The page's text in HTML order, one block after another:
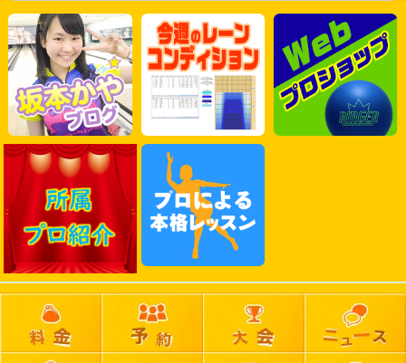
2025年07月
2025年06月
2025年05月
2025年04月
2025年03月
2025年02月
2025年01月
2024年12月
2024年11月
2024年10月
2024年09月
2024年08月
2024年07月
2024年06月